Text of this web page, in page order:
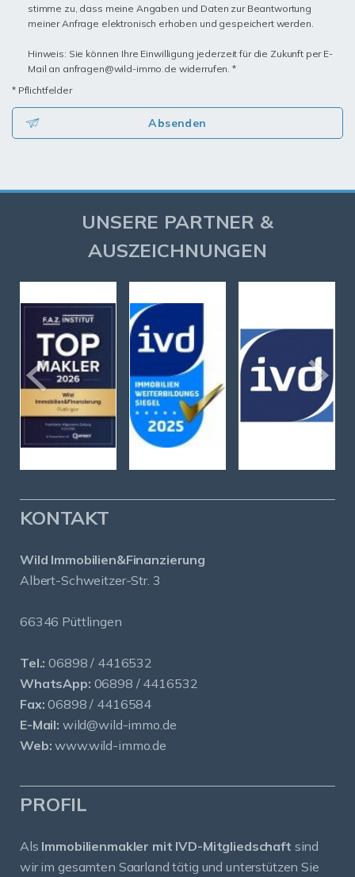
stimme zu, dass meine Angaben und Daten zur Beantwortung
meiner Anfrage elektronisch erhoben und gespeichert werden.
Hinweis: Sie können Ihre Einwilligung jederzeit für die Zukunft per E-
Mail an anfragen@wild-immo.de widerrufen. *
* Pflichtfelder
Absenden
UNSERE PARTNER &
AUSZEICHNUNGEN
KONTAKT
Wild Immobilien&Finanzierung
Albert-Schweitzer-Str. 3
66346 Püttlingen
Tel.: 06898 / 4416532
WhatsApp: 06898 / 4416532
Fax: 06898 / 4416584
E-Mail: wild@wild-immo.de
Web: www.wild-immo.de
PROFIL
Als Immobilienmakler mit IVD-Mitgliedschaft sind
wir im gesamten Saarland tätig und unterstützen Sie